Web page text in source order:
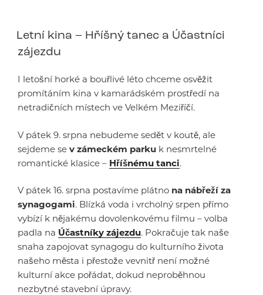
Letní kina – Hříšný tanec a Účastníci
zájezdu
I letošní horké a bouřlivé léto chceme osvěžit
promítáním kina v kamarádském prostředí na
netradičních místech ve Velkém Meziříčí.
V pátek 9. srpna nebudeme sedět v koutě, ale
sejdeme se v zámeckém parku k nesmrtelné
romantické klasice – Hříšnému tanci.
V pátek 16. srpna postavíme plátno na nábřeží za
synagogami. Blízká voda i vrcholný srpen přímo
vybízí k nějakému dovolenkovému filmu – volba
padla na Účastníky zájezdu. Pokračuje tak naše
snaha zapojovat synagogu do kulturního života
našeho města i přestože vevnitř není možné
kulturní akce pořádat, dokud neproběhnou
nezbytné stavební úpravy.